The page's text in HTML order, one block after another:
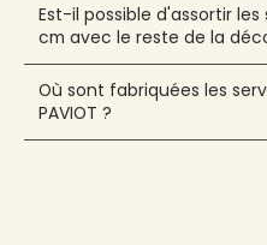
Est-il possible d'assortir
cm avec le reste de la
Où sont fabriquées les
PAVIOT ?